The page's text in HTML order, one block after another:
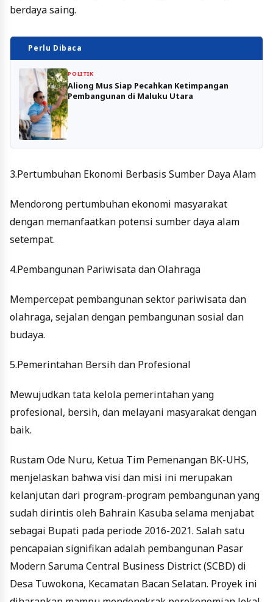
berdaya saing.
Perlu Dibaca
POLITIK
Aliong Mus Siap Pecahkan Ketimpangan
Pembangunan di Maluku Utara
3.Pertumbuhan Ekonomi Berbasis Sumber Daya Alam
Mendorong pertumbuhan ekonomi masyarakat
dengan memanfaatkan potensi sumber daya alam
setempat.
4.Pembangunan Pariwisata dan Olahraga
Mempercepat pembangunan sektor pariwisata dan
olahraga, sejalan dengan pembangunan sosial dan
budaya.
5.Pemerintahan Bersih dan Profesional
Mewujudkan tata kelola pemerintahan yang
profesional, bersih, dan melayani masyarakat dengan
baik.
Rustam Ode Nuru, Ketua Tim Pemenangan BK-UHS,
menjelaskan bahwa visi dan misi ini merupakan
kelanjutan dari program-program pembangunan yang
sudah dirintis oleh Bahrain Kasuba selama menjabat
sebagai Bupati pada periode 2016-2021. Salah satu
pencapaian signifikan adalah pembangunan Pasar
Modern Saruma Central Business District (SCBD) di
Desa Tuwokona, Kecamatan Bacan Selatan. Proyek ini